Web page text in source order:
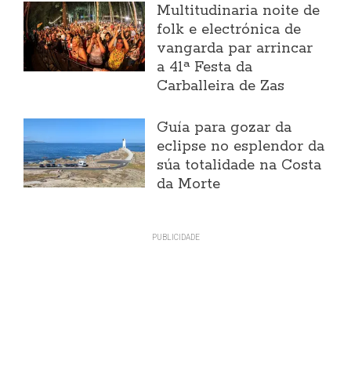
Multitudinaria noite de
folk e electrónica de
vangarda par arrincar
a 41ª Festa da
Carballeira de Zas
Guía para gozar da
eclipse no esplendor da
súa totalidade na Costa
da Morte